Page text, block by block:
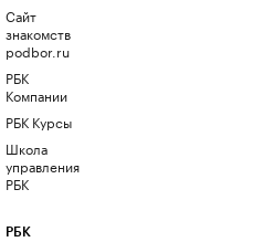
Сайт
знакомств
podbor.ru
РБК
Компании
РБК Курсы
Школа
управления
РБК
РБК